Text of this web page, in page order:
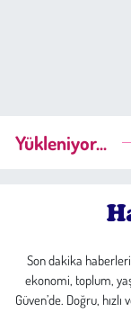
Yükleniyor...
Son dakika
ekonomi, toplum,
Güven’de. Doğru,